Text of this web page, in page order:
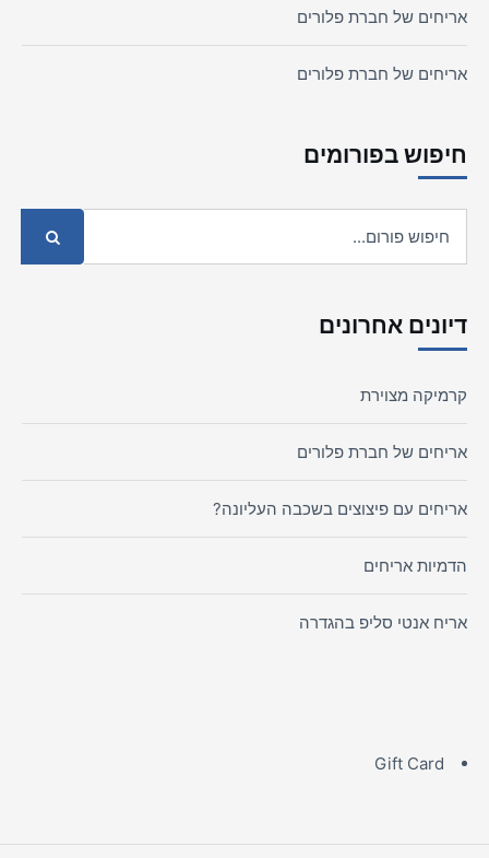
אריחים של חברת פלורים
אריחים של חברת פלורים
חיפוש בפורומים
דיונים אחרונים
קרמיקה מצוירת
אריחים של חברת פלורים
אריחים עם פיצוצים בשכבה העליונה?
הדמיות אריחים
אריח אנטי סליפ בהגדרה
Gift Card